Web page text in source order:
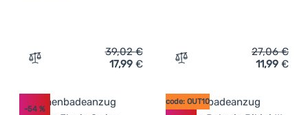
Zum Vergleich 'Damenbadeanzug Regatta Aceana
39,02€
17,99 € Zum Vergleich
27,06€
11,99 €
-54 %
code: OUT10